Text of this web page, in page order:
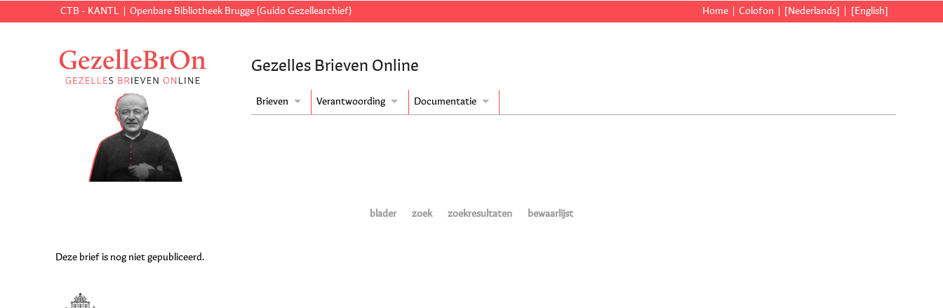
CTB - KANTL Openbare Bibliotheek Brugge (Guido Gezellearchief) Home Colofon [Nederlands] [English]
Gezelles Brieven Online
Brieven Verantwoording Documentatie
blader zoek zoekresultaten bewaarlijst
Deze brief is nog niet gepubliceerd.